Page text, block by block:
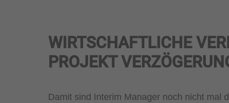
WIRTSCHAFTLICHE
PROJEKT
Damit sind Interim Manager noch nicht mal